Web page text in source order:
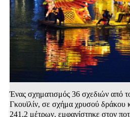
Ένας σχηματισμός 36 σχεδιών από
Γκουϊλίν, σε σχήμα χρυσού δράκου
241,2 μέτρων, εμφανίστηκε στον